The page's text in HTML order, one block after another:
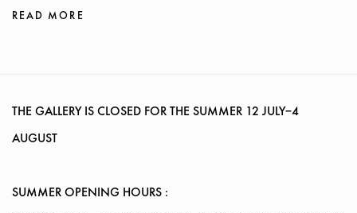
READ MORE
THE GALLERY IS CLOSED FOR THE SUMMER 12 JULY–4
AUGUST
SUMMER OPENING HOURS :